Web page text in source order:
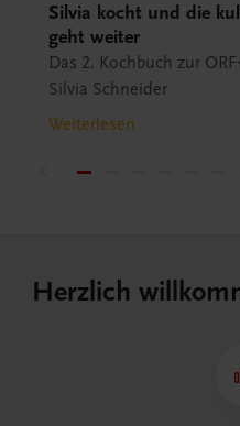
Silvia kocht und die
geht weiter
Das 2. Kochbuch zur
Silvia Schneider
Weiterlesen
Herzlich